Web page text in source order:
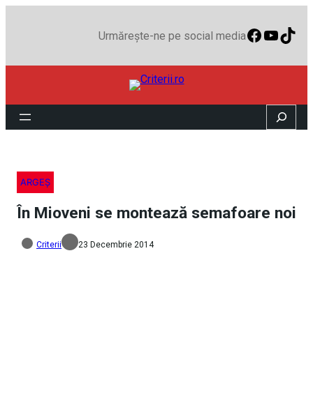
Urmărește-ne pe social media
Search
ARGEȘ
În Mioveni se montează semafoare noi
Criterii 23 Decembrie 2014